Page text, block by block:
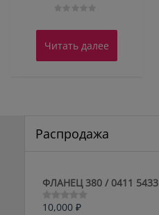
0
5
Читать далее
Распродажа
ФЛАНЕЦ 380 / 0411 5433
Оценка
10,000 ₽